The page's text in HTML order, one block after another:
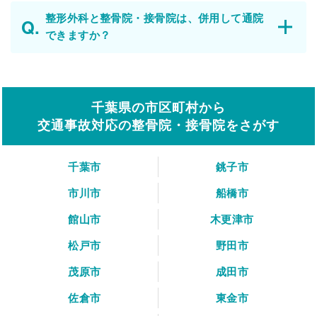
整形外科と整骨院・接骨院は、併用して通院
できますか？
千葉県の市区町村から
交通事故対応の整骨院・接骨院をさがす
千葉市
銚子市
市川市
船橋市
館山市
木更津市
松戸市
野田市
茂原市
成田市
佐倉市
東金市